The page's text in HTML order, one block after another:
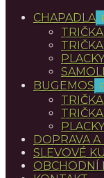
CHAPADLA
PLACKY
BUGEMOS
PLACKY
DOPRAVA
SLEVOVÉ
OBCHODNÍ